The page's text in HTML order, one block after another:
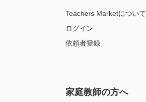
Teachers Marketについて
ログイン
依頼者登録
家庭教師の方へ